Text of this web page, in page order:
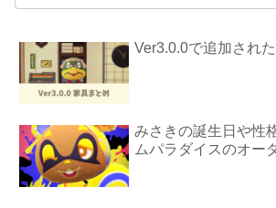
Ver3.0.0で追加され
みさきの誕生日や性
ムパラダイスのオー